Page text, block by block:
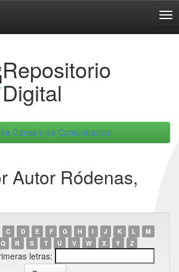
Repositorio
Digital
Consejo de Comunicacion
Autor Ródenas,
C D E F G H I J K L
M
Q R S T U V W X Y Z
letras: